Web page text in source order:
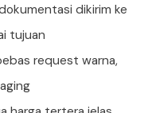
dikirim ke
tujuan
request warna,